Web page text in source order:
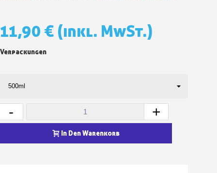
10€ Einkaufsgutschein
11,90 € (inkl. MwSt.)
Verpackungen
- +
In Den Warenkorb